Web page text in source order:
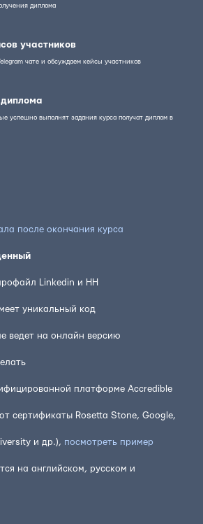
диплома
участников
чате и обсуждаем кейсы участников
успешно выполнят задания курса получат диплом в
после окончания курса
Linkedin и HH
уникальный код
ведет на онлайн версию
платформе Accredible
сертификаты Rosetta Stone, Google,
и др.), посмотреть пример
на английском, русском и